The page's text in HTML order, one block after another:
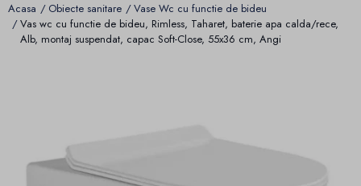
Acasa Obiecte sanitare
Vase Wc cu functie de bideu
Vas wc cu functie de bideu, Rimless, Taharet, baterie apa calda/rece,
Alb, montaj suspendat, capac Soft-Close, 55x36 cm, Angi